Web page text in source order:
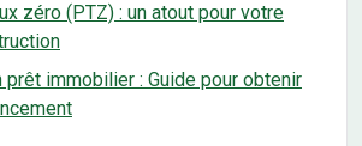
zéro (PTZ) : un atout pour votre
prêt immobilier : Guide pour obtenir